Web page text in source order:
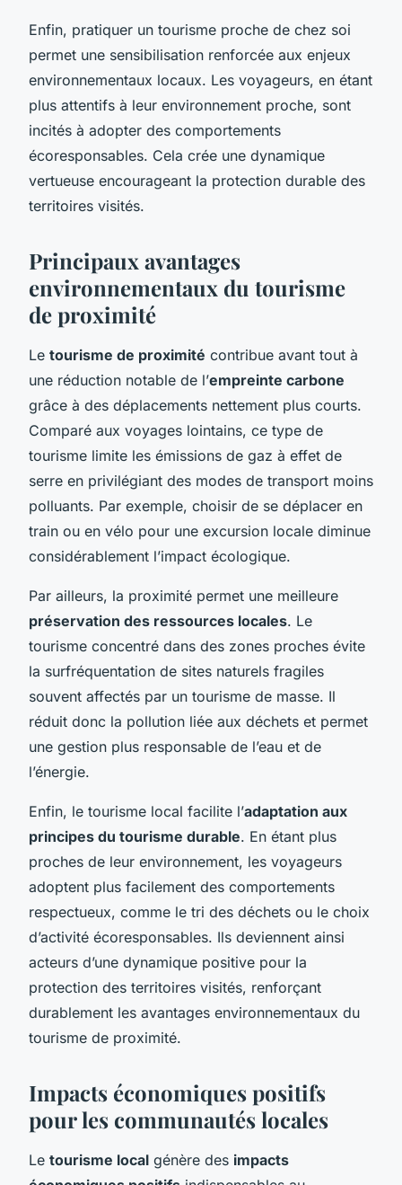
Enfin, pratiquer un tourisme proche de chez soi
permet une sensibilisation renforcée aux enjeux
environnementaux locaux. Les voyageurs, en étant
plus attentifs à leur environnement proche, sont
incités à adopter des comportements
écoresponsables. Cela crée une dynamique
vertueuse encourageant la protection durable des
territoires visités.
Principaux avantages
environnementaux du tourisme
de proximité
Le tourisme de proximité contribue avant tout à
une réduction notable de l’empreinte carbone
grâce à des déplacements nettement plus courts.
Comparé aux voyages lointains, ce type de
tourisme limite les émissions de gaz à effet de
serre en privilégiant des modes de transport moins
polluants. Par exemple, choisir de se déplacer en
train ou en vélo pour une excursion locale diminue
considérablement l’impact écologique.
Par ailleurs, la proximité permet une meilleure
préservation des ressources locales. Le
tourisme concentré dans des zones proches évite
la surfréquentation de sites naturels fragiles
souvent affectés par un tourisme de masse. Il
réduit donc la pollution liée aux déchets et permet
une gestion plus responsable de l’eau et de
l’énergie.
Enfin, le tourisme local facilite l’adaptation aux
principes du tourisme durable. En étant plus
proches de leur environnement, les voyageurs
adoptent plus facilement des comportements
respectueux, comme le tri des déchets ou le choix
d’activité écoresponsables. Ils deviennent ainsi
acteurs d’une dynamique positive pour la
protection des territoires visités, renforçant
durablement les avantages environnementaux du
tourisme de proximité.
Impacts économiques positifs
pour les communautés locales
Le tourisme local génère des impacts